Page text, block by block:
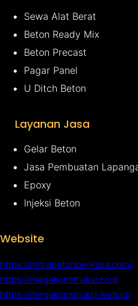
Sewa Alat Berat
Beton Ready Mix
Beton Precast
Pagar Panel
U Ditch Beton
Layanan Jasa
Gelar Beton
Jasa Pembuatan
Epoxy
Injeksi Beton
Website
https://mitrabetonperkasa.com/
https://megakonstruksi.com
https://megakonstruksi.web.id/